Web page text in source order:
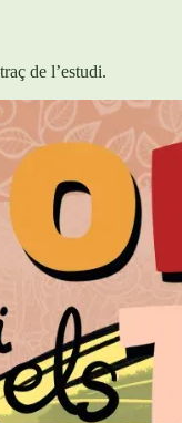
de l’estudi.